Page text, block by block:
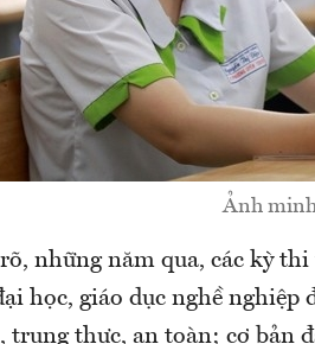
Ảnh
những năm qua, các kỳ
học, giáo dục nghề nghiệp
trung thực, an toàn; cơ bản